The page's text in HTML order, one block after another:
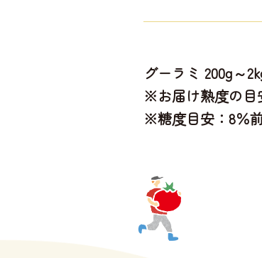
グーラミ 200g～
※お届け熟度の目
※糖度目安：8％